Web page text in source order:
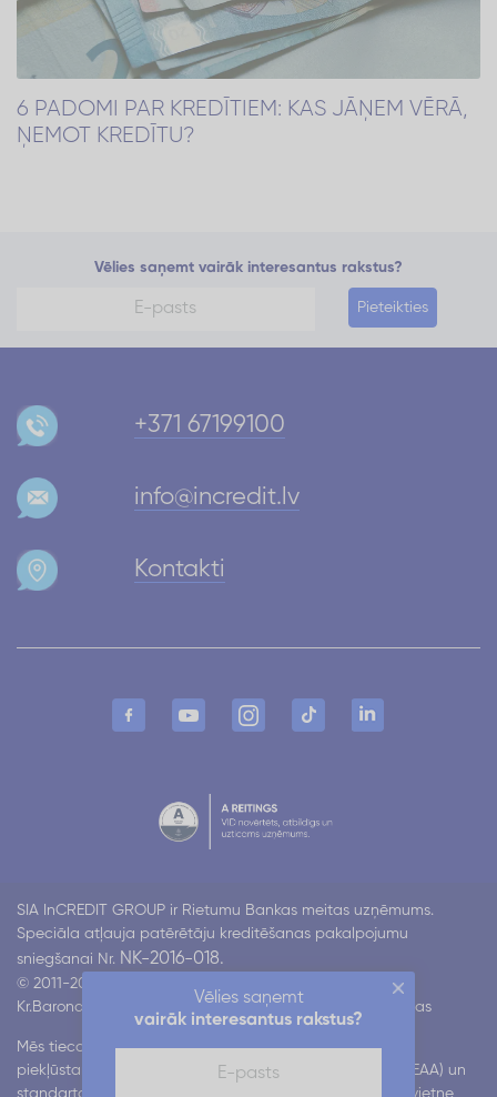
6 PADOMI PAR KREDĪTIEM: KAS JĀŅEM VĒRĀ,
ŅEMOT KREDĪTU?
Vēlies saņemt
vairāk interesantus rakstus?
Vēlies saņemt vairāk interesantus rakstus?
Pieteikties
+371 67199100
info@incredit.lv
Kontakti
SIA InCREDIT GROUP ir Rietumu Bankas meitas uzņēmums.
Speciāla atļauja patērētāju kreditēšanas pakalpojumu
sniegšanai Nr. NK-2016-018.
© 2011-2026 Incredit
Kr.Barona 130 k4, Rīga LV-1012
Visas tiesības aizsargātas
Mēs tiecamies nodrošināt mūsu digitālo pakalpojumu
piekļūstamību atbilstoši Eiropas piekļūstamības aktam (EAA) un
standartam EN 301 549. Mēs strādājam pie tā, lai mūsu vietne